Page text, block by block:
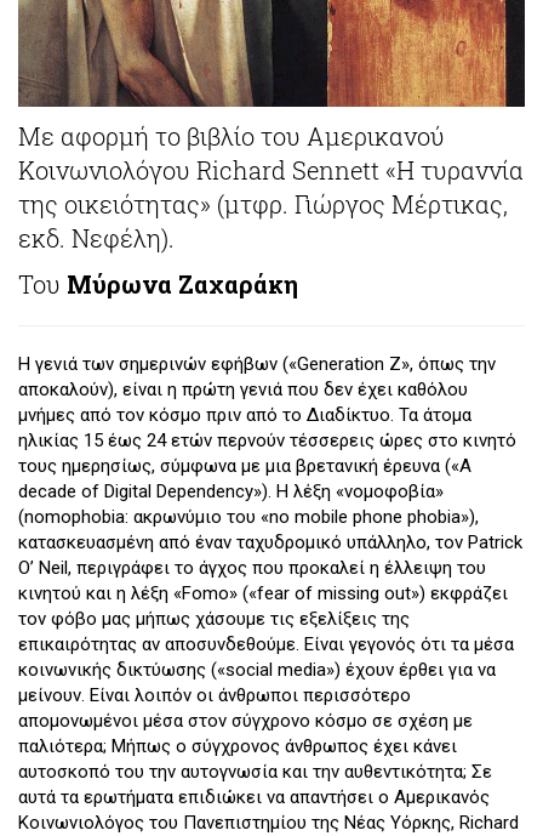
Με αφορμή το βιβλίο του Αμερικανού
Κοινωνιολόγου Richard Sennett «Η τυραννία
της οικειότητας» (μτφρ. Γιώργος Μέρτικας,
εκδ. Νεφέλη).
Του Μύρωνα Ζαχαράκη
Η γενιά των σημερινών εφήβων («Generation Z», όπως την
αποκαλούν), είναι η πρώτη γενιά που δεν έχει καθόλου
μνήμες από τον κόσμο πριν από το Διαδίκτυο. Τα άτομα
ηλικίας 15 έως 24 ετών περνούν τέσσερεις ώρες στο κινητό
τους ημερησίως, σύμφωνα με μια βρετανική έρευνα («A
decade of Digital Dependency»). Η λέξη «νομοφοβία»
(nomophobia: ακρωνύμιο του «no mobile phone phobia»),
κατασκευασμένη από έναν ταχυδρομικό υπάλληλο, τον Patrick
O’ Neil, περιγράφει το άγχος που προκαλεί η έλλειψη του
κινητού και η λέξη «Fomo» («fear of missing out») εκφράζει
τον φόβο μας μήπως χάσουμε τις εξελίξεις της
επικαιρότητας αν αποσυνδεθούμε. Είναι γεγονός ότι τα μέσα
κοινωνικής δικτύωσης («social media») έχουν έρθει για να
μείνουν. Είναι λοιπόν οι άνθρωποι περισσότερο
απομονωμένοι μέσα στον σύγχρονο κόσμο σε σχέση με
παλιότερα; Μήπως ο σύγχρονος άνθρωπος έχει κάνει
αυτοσκοπό του την αυτογνωσία και την αυθεντικότητα; Σε
αυτά τα ερωτήματα επιδιώκει να απαντήσει ο Αμερικανός
Κοινωνιολόγος του Πανεπιστημίου της Νέας Υόρκης, Richard